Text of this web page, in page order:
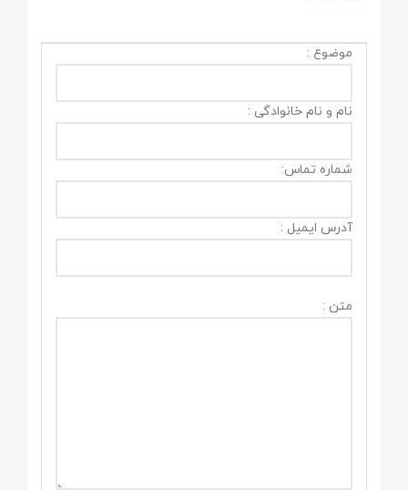
موضوع :
نام و نام خانوادگی :
شماره تماس:
آدرس ایمیل :
متن :